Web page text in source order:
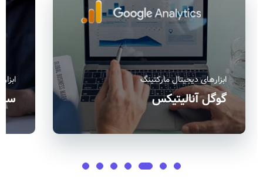
گوگل آنالیتیکس
ابزارهای دیجیتال مارکتینگ